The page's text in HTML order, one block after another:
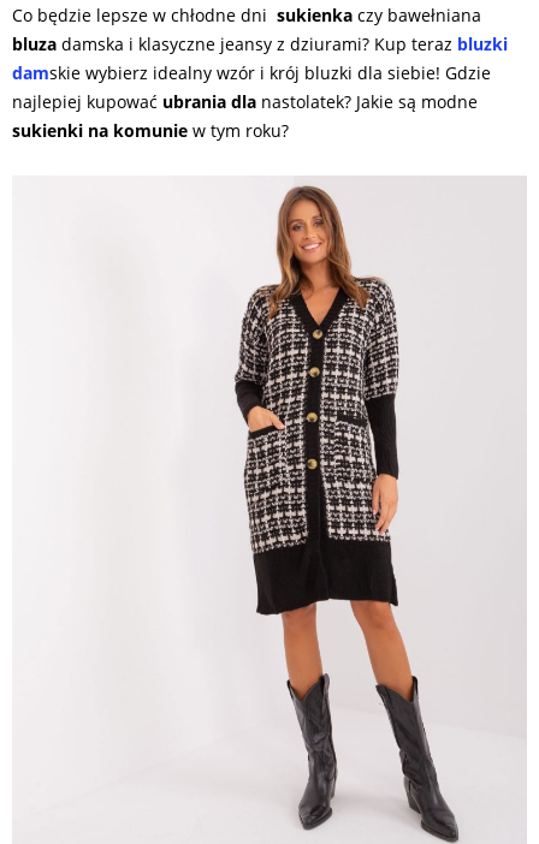
Co będzie lepsze w chłodne dni sukienka czy bawełniana
bluza damska i klasyczne jeansy z dziurami? Kup teraz bluzki
damskie wybierz idealny wzór i krój bluzki dla siebie! Gdzie
najlepiej kupować ubrania dla nastolatek? Jakie są modne
sukienki na komunie w tym roku?